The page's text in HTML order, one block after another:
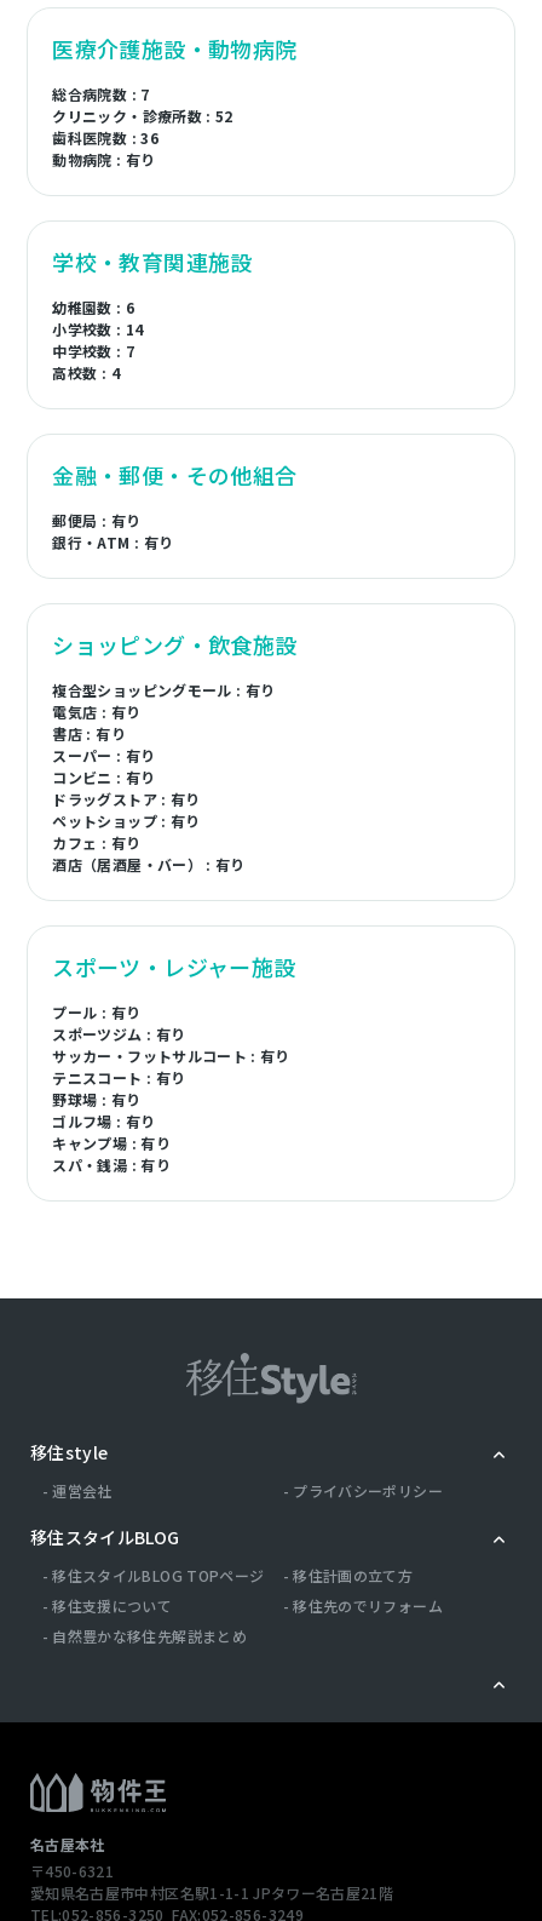
医療介護施設・動物病院
総合病院数 : 7
クリニック・診療所数 : 52
歯科医院数 : 36
動物病院 : 有り
学校・教育関連施設
幼稚園数 : 6
小学校数 : 14
中学校数 : 7
高校数 : 4
金融・郵便・その他組合
郵便局 : 有り
銀行・ATM : 有り
ショッピング・飲食施設
複合型ショッピングモール : 有り
電気店 : 有り
書店 : 有り
スーパー : 有り
コンビニ : 有り
ドラッグストア : 有り
ペットショップ : 有り
カフェ : 有り
酒店（居酒屋・バー） : 有り
スポーツ・レジャー施設
プール : 有り
スポーツジム : 有り
サッカー・フットサルコート : 有り
テニスコート : 有り
野球場 : 有り
ゴルフ場 : 有り
キャンプ場 : 有り
スパ・銭湯 : 有り
移住style
運営会社 プライバシーポリシー
移住スタイルBLOG
移住スタイルBLOG TOPページ
移住計画の立て方
移住支援について
移住先のでリフォーム
自然豊かな移住先解説まとめ
名古屋本社
〒450-6321
愛知県名古屋市中村区名駅1-1-1JPタワー名古屋21階
TEL:052-856-3250FAX:052-856-3249